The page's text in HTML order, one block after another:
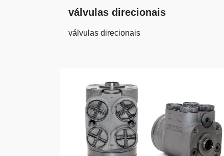
válvulas direcionais
válvulas direcionais